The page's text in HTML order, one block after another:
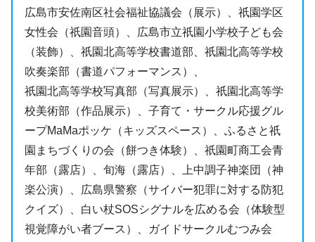
広島市安佐南区社会福祉協議会（展示）、祇園学区
女性会（祇園音頭）、広島市立祇園小学校子ども会
（装飾）、祇園北高等学校書道部、祇園北高等学校
吹奏楽部（書道パフォーマンス）、
祇園北高等学校写真部（写真展示）、祇園北高等学
校美術部（作品展示）、子育て・サークル応援グル
ープMaMaポッケ（キッズスペース）、ふるさと祇
園まちづくりの会（餅つき体験）、祇園町商工会青
年部（露店）、旬海（露店）、上中調子神楽団（神
楽公演）、広島県警察（サイバー犯罪に対する防犯
クイズ）、白い杖SOSシグナルを広める会（体験型
視覚障がい者ブース）、ガイドサークルむつみ会